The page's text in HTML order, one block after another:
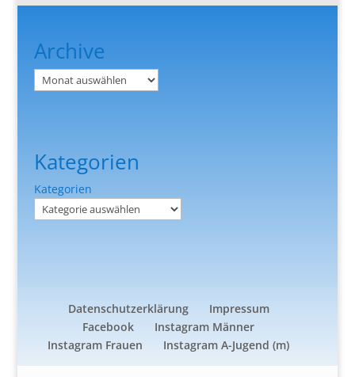
Archive
Archiv
Kategorien
Kategorien
Datenschutzerklärung
Impressum
Facebook
Instagram Männer
Instagram Frauen
Instagram A-Jugend (m)